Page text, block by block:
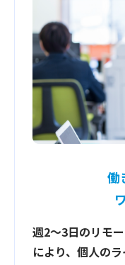
働
週2〜3日のリモ
により、個人の